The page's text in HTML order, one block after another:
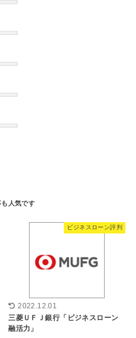
ビジネスローン評判
2022.12.01
三菱ＵＦＪ銀行「ビジネスローン
融活力」